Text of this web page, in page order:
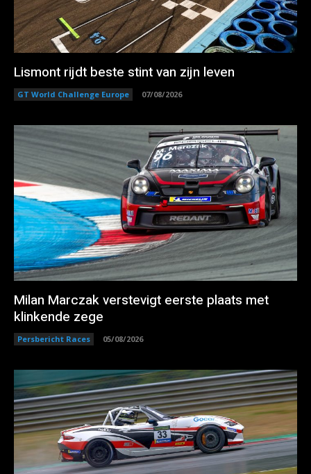
Lismont rijdt beste stint van zijn leven
GT World Challenge Europe 07/08/2026
Milan Marczak verstevigt eerste plaats met
klinkende zege
Persbericht Races 05/08/2026